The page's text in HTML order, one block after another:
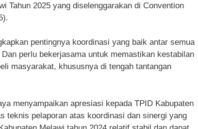
Tahun 2025 yang diselenggarakan di Convention
pentingnya koordinasi yang baik antar semua
perlu bekerjasama untuk memastikan kestabilan
masyarakat, khususnya di tengah tantangan
menyampaikan apresiasi kepada TPID Kabupaten
teknis pelaporan atas koordinasi dan sinergi yang